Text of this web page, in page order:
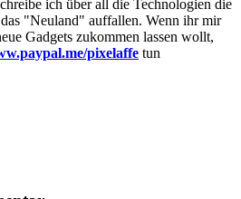
ich über all die Technologien die
"Neuland" auffallen. Wenn ihr mir
Gadgets zukommen lassen wollt,
pixelaffe tun